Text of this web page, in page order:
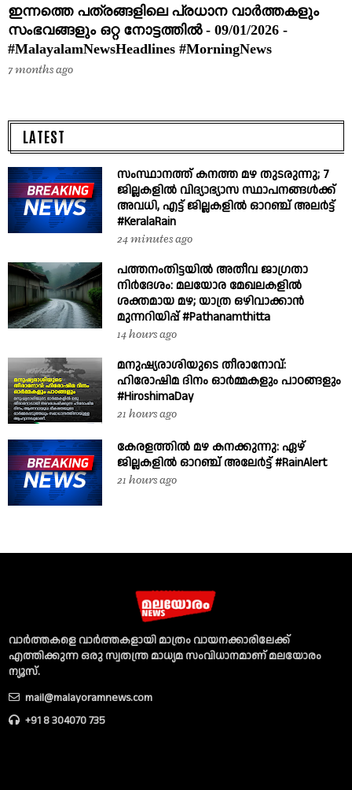
ഇന്നത്തെ പത്രങ്ങളിലെ പ്രധാന വാർത്തകളും
സംഭവങ്ങളും ഒറ്റ നോട്ടത്തിൽ - 09/01/2026 -
#MalayalamNewsHeadlines #MorningNews
7 months ago
LATEST
സംസ്ഥാനത്ത് കനത്ത മഴ തുടരുന്നു; 7
ജില്ലകളിൽ വിദ്യാഭ്യാസ സ്ഥാപനങ്ങൾക്ക്
അവധി, എട്ട് ജില്ലകളിൽ ഓറഞ്ച് അലർട്ട്
#KeralaRain
24 minutes ago
പത്തനംതിട്ടയിൽ അതീവ ജാഗ്രതാ
നിർദേശം: മലയോര മേഖലകളിൽ
ശക്തമായ മഴ; യാത്ര ഒഴിവാക്കാൻ
മുന്നറിയിപ്പ് #Pathanamthitta
14 hours ago
മനുഷ്യരാശിയുടെ തീരാനോവ്:
ഹിരോഷിമ ദിനം ഓർമ്മകളും പാഠങ്ങളും
#HiroshimaDay
21 hours ago
കേരളത്തിൽ മഴ കനക്കുന്നു: ഏഴ്
ജില്ലകളിൽ ഓറഞ്ച് അലേർട്ട് #RainAlert
21 hours ago
വാര്‍ത്തകളെ വാര്‍ത്തകളായി മാത്രം വായനക്കാരിലേക്ക്
എത്തിക്കുന്ന ഒരു സ്വതന്ത്ര മാധ്യമ സംവിധാനമാണ് മലയോരം
ന്യൂസ്‌.
mail@malayoramnews.com
+91 8 304070 735